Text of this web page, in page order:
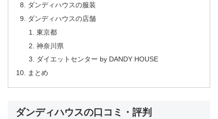
ダンディハウスの服装
ダンディハウスの店舗
東京都
神奈川県
ダイエットセンター by DANDY HOUSE
まとめ
ダンディハウスの口コミ・評判